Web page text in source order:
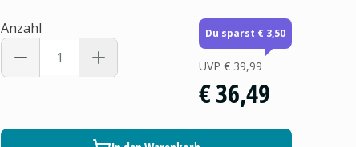
Anzahl Du sparst € 3,50
UVP € 39,99
€ 36,49